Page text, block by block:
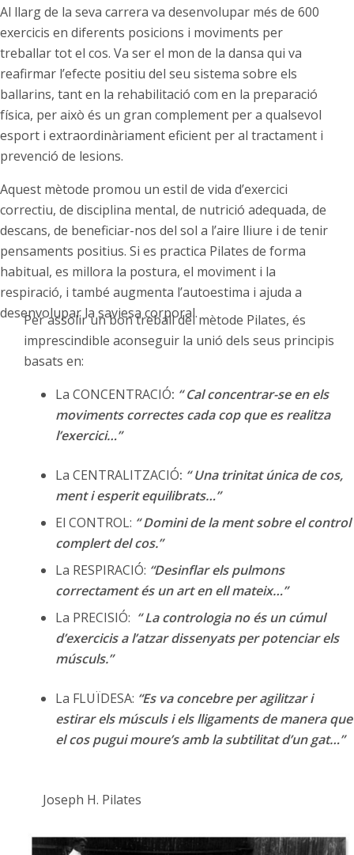
Al llarg de la seva carrera va desenvolupar més de 600
exercicis en diferents posicions i moviments per
treballar tot el cos. Va ser el mon de la dansa qui va
reafirmar l’efecte positiu del seu sistema sobre els
ballarins, tant en la rehabilitació com en la preparació
física, per això és un gran complement per a qualsevol
esport i extraordinàriament eficient per al tractament i
prevenció de lesions.
Aquest mètode promou un estil de vida d’exercici
correctiu, de disciplina mental, de nutrició adequada, de
descans, de beneficiar-nos del sol a l’aire lliure i de tenir
pensaments positius. Si es practica Pilates de forma
habitual, es millora la postura, el moviment i la
respiració, i també augmenta l’autoestima i ajuda a
desenvolupar la saviesa corporal.
Per assolir un bon treball del mètode Pilates, és
imprescindible aconseguir la unió dels seus principis
basats en:
La CONCENTRACIÓ: “ Cal concentrar-se en els
moviments correctes cada copque es realitza
l’exercici…”
La CENTRALITZACIÓ: “ Una trinitat única de cos,
ment i esperit equilibrats…”
El CONTROL: “ Domini de la ment sobre el control
complert del cos.”
La RESPIRACIÓ: “Desinflar els pulmons
correctament és un art en ell mateix…”
La PRECISIÓ: “ La contrologia no és un cúmul
d’exercicis a l’atzar dissenyats perpotenciar els
músculs.”
La FLUÏDESA: “Es va concebre per agilitzar i
estirar els músculs i els lligaments de manera que
el cos pugui moure’s amb la subtilitat d’un gat…”
Joseph H. Pilates